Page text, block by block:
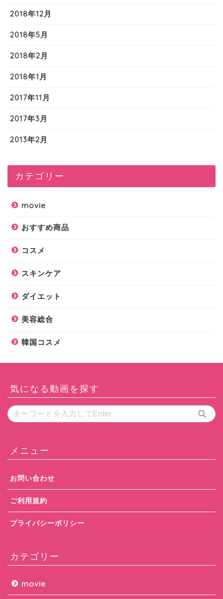
2018年12月
2018年5月
2018年2月
2018年1月
2017年11月
2017年3月
2013年2月
カテゴリー
movie
おすすめ商品
コスメ
スキンケア
ダイエット
美容総合
韓国コスメ
気になる動画を探す
メニュー
お問い合わせ
ご利用規約
プライバシーポリシー
カテゴリー
movie